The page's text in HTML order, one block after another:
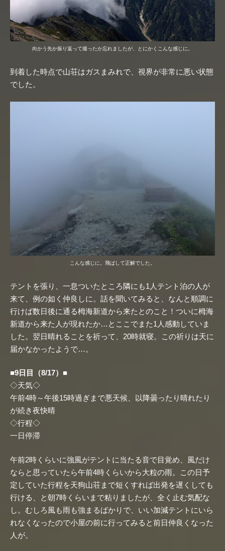
向かう先か振り返って撮ったか忘れましたが、とにかくこんな感じに。
到着した時点で山荘はガスまみれで、視界が非常に悪い状態
でした。
こんな感じに。飛ばして正解でした。
テントを張り、一息ついたところ隣にも1人テント泊の人が
来て、例の如く仲良しに。話を聞いてみると、なんと順調に
行けば数日後に通る栂海新道から来たとのこと！ついに栂海
新道から来た人が現れたか…とここでまた1人感動していま
した。翌日晴れることを祈って、20時就寝。この祈りは天に
届かなかったようで…。
■9日目（8/17）■
◇天気◇
午前4時～午後15時過ぎまで悪天候、以降曇ったり晴れたり
が続き夜快晴
◇行程◇
一日停滞
午前2時くらいに強風がテントに当たる音で目覚め、風だけ
ならと思っていたら午前4時くらいから大粒の雨。この日予
定していた行程を天狗山荘まで短くすれば出発を遅くしても
行ける、と朝7時くらいまで粘りましたが、全く止む気配な
し。むしろ風も雨も強まるばかりで、いい加減テントにいら
れなくなったので小屋の前に行ってみると前日仲良くなった
人が。